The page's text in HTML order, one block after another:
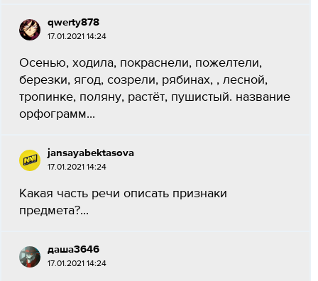
qwerty878
17.01.2021 14:24
Осенью, ходила, покраснели, пожелтели,
березки, ягод, созрели, рябинах, , лесной,
тропинке, поляну, растёт, пушистый. название
орфограмм...
jansayabektasova
17.01.2021 14:24
Какая часть речи описать признаки
предмета?...
даша3646
17.01.2021 14:24